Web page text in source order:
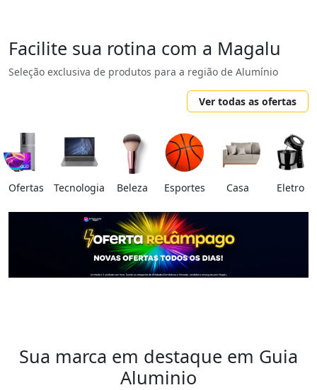
Facilite sua rotina com a Magalu
Seleção exclusiva de produtos para a região de Alumínio
Ver todas as ofertas
Ofertas Tecnologia Beleza Esportes Casa Eletro
Sua marca em destaque em Guia
Aluminio